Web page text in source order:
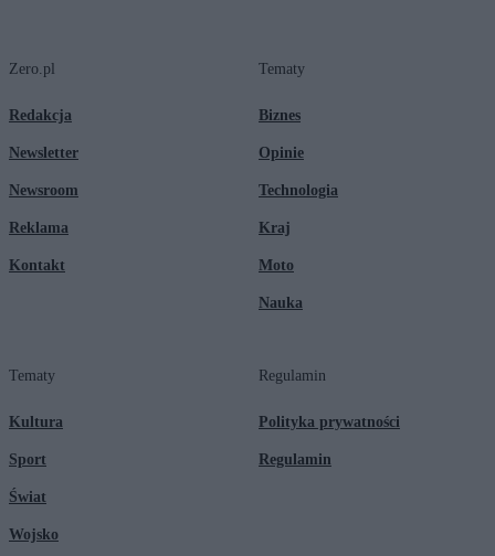
Zero.pl
Redakcja
Newsletter
Newsroom
Reklama
Kontakt
Tematy
Biznes
Opinie
Technologia
Kraj
Moto
Nauka
Tematy
Kultura
Sport
Świat
Wojsko
Regulamin
Polityka prywatności
Regulamin